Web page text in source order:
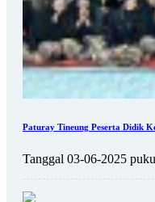
Paturay Tineung Peserta Didik
Tanggal 03-06-2025